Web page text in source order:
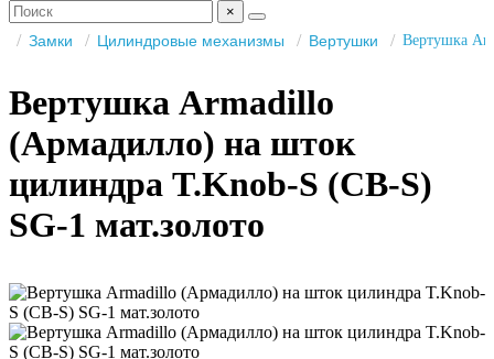
×
Замки Цилиндровые механизмы Вертушки Вертушка
Вертушка Armadillo
(Армадилло) на шток
цилиндра T.Knob-S (CB-S)
SG-1 мат.золото